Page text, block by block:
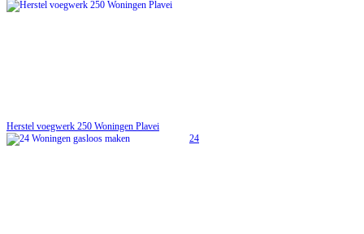
Herstel voegwerk 250 Woningen Plavei
24